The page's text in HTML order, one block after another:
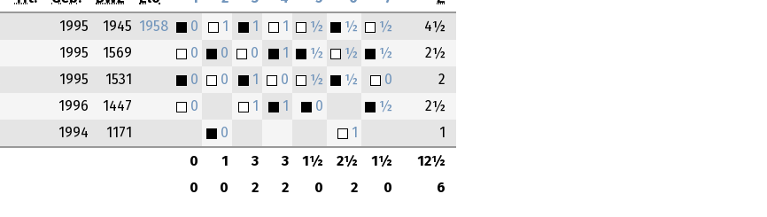
0 1 3 3 1½ 2½ 1½
12½
0 0 2 2 0 2 0 6
1995 1945 1958 0 1 1 1 ½ ½ ½
4½
1995 1569 0 0 0 1 ½ ½ ½
2½
1995 1531 0 0 1 0 ½ ½ 0
2
1996 1447 0 1 1 0 ½
2½
1994 1171 0 1 1